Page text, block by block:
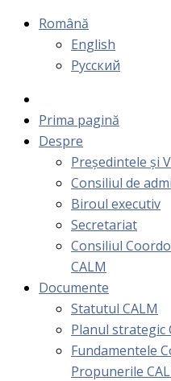
Română
English
Русский
Prima pagină
Despre
Președintele și
Consiliul de
Biroul executiv
Secretariat
Consiliul
CALM
Documente
Statutul CALM
Planul strategic
Fundamentele
Propunerile